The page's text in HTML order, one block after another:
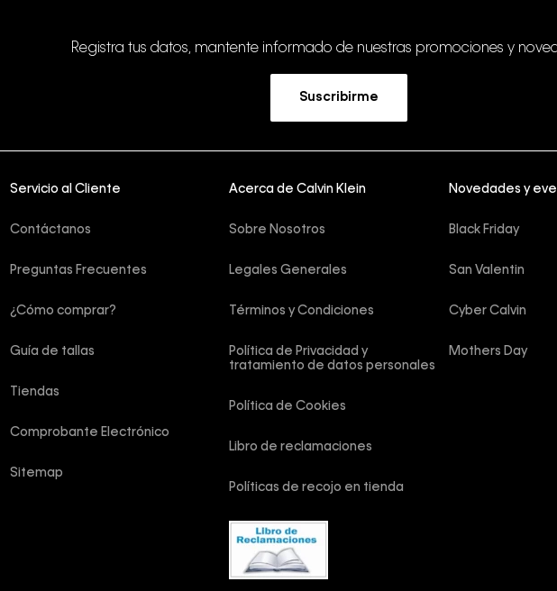
Registra tus datos, mantente informado de nuestras promociones y
Suscribirme
Servicio al Cliente
Contáctanos
Preguntas Frecuentes
¿Cómo comprar?
Guía de tallas
Tiendas
Comprobante Electrónico
Sitemap
Acerca de Calvin Klein
Sobre Nosotros
Legales Generales
Términos y Condiciones
Política de Privacidad y
tratamiento de datos personales
Política de Cookies
Libro de reclamaciones
Políticas de recojo en tienda
Novedades y
Black Friday
San Valentin
Cyber Calvin
Mothers Day